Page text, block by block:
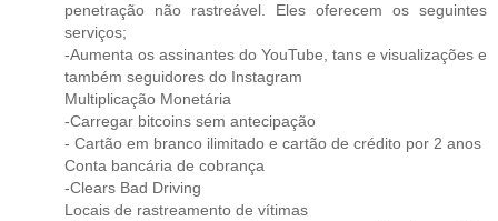
penetração não rastreável. Eles oferecem os seguintes
serviços;
-Aumenta os assinantes do YouTube, tans e visualizações e
também seguidores do Instagram
Multiplicação Monetária
-Carregar bitcoins sem antecipação
- Cartão em branco ilimitado e cartão de crédito por 2 anos
Conta bancária de cobrança
-Clears Bad Driving
Locais de rastreamento de vítimas